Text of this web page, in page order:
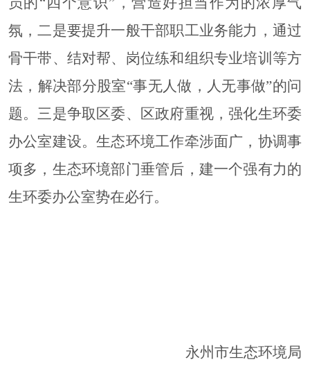
氛，二是要提升一般干部职工业务能力，通过
骨干带、结对帮、岗位练和组织专业培训等方
法，解决部分股室“事无人做，人无事做”的问
题。三是争取区委、区政府重视，强化生环委
办公室建设。生态环境工作牵涉面广，协调事
项多，生态环境部门垂管后，建一个强有力的
生环委办公室势在必行。
永州市生态环境局